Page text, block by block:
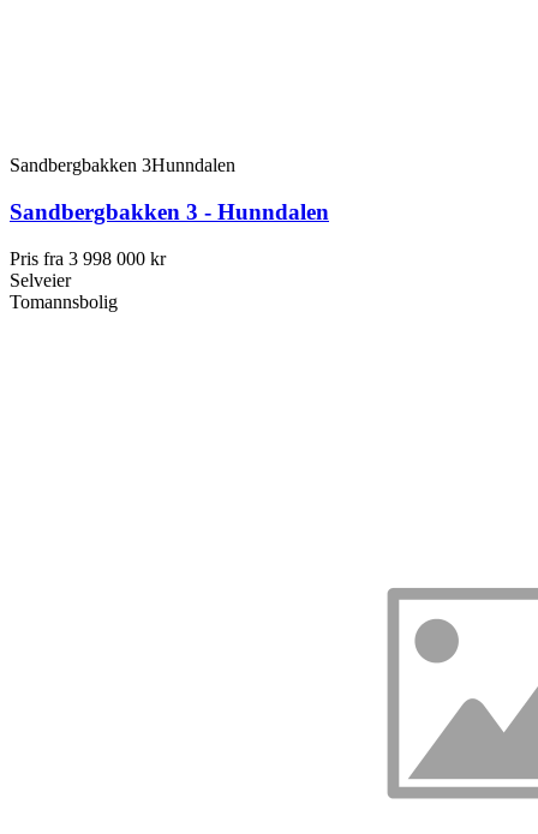
Sandbergbakken 3Hunndalen
Sandbergbakken 3 - Hunndalen
Pris fra 3 998 000 kr
Selveier
Tomannsbolig